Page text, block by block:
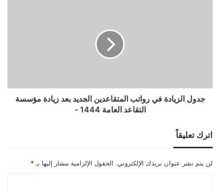
جدول الزيادة في رواتب المتقاعدين الجديد بعد زيادة مؤسسة
التقاعد العامة 1444 -
اترك تعليقاً
لن يتم نشر عنوان بريدك الإلكتروني. الحقول الإلزامية مشار إليها بـ *